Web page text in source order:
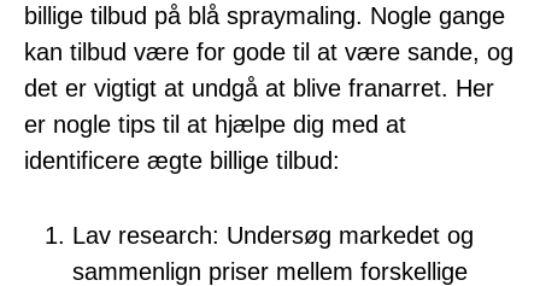
billige tilbud på blå spraymaling. Nogle gange
kan tilbud være for gode til at være sande, og
det er vigtigt at undgå at blive franarret. Her
er nogle tips til at hjælpe dig med at
identificere ægte billige tilbud:
Lav research: Undersøg markedet og
sammenlign priser mellem forskellige